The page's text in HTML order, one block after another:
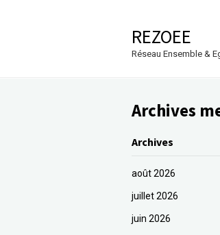
REZOEE
Réseau Ensemble &
Archives
Archives
août 2026
juillet 2026
juin 2026